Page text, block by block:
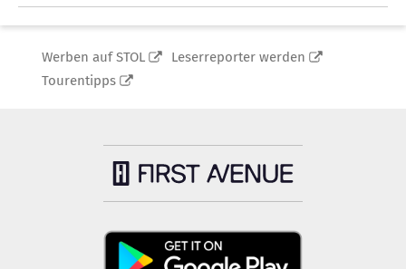
Werben auf STOL
Leserreporter werden
Tourentipps